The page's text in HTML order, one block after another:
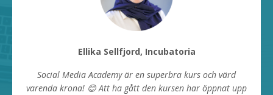
Ellika Sellfjord, Incubatoria
Social Media Academy är en superbra kurs och värd
varenda krona! 😊 Att ha gått den kursen har öppnat upp